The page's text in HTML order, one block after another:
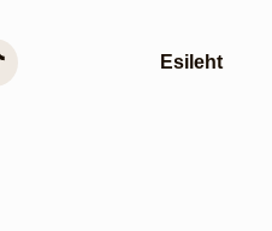
Esileht